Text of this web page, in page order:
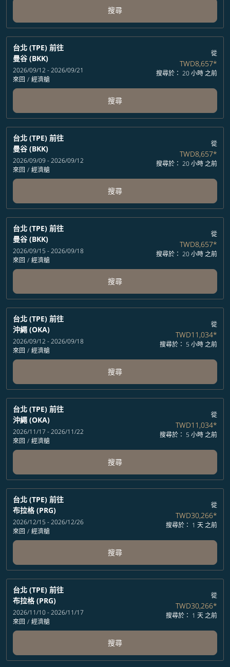
搜尋
台北 (TPE) 前往
曼谷 (BKK)
2026/09/12 - 2026/09/21
來回 / 經濟艙
從
TWD8,657*
搜尋於： 20 小時 之前
搜尋
台北 (TPE) 前往
曼谷 (BKK)
2026/09/09 - 2026/09/12
來回 / 經濟艙
從
TWD8,657*
搜尋於： 20 小時 之前
搜尋
台北 (TPE) 前往
曼谷 (BKK)
2026/09/15 - 2026/09/18
來回 / 經濟艙
從
TWD8,657*
搜尋於： 20 小時 之前
搜尋
台北 (TPE) 前往
沖繩 (OKA)
2026/09/12 - 2026/09/18
來回 / 經濟艙
從
TWD11,034*
搜尋於： 5 小時 之前
搜尋
台北 (TPE) 前往
沖繩 (OKA)
2026/11/17 - 2026/11/22
來回 / 經濟艙
從
TWD11,034*
搜尋於： 5 小時 之前
搜尋
台北 (TPE) 前往
布拉格 (PRG)
2026/12/15 - 2026/12/26
來回 / 經濟艙
從
TWD30,266*
搜尋於： 1 天 之前
搜尋
台北 (TPE) 前往
布拉格 (PRG)
2026/11/10 - 2026/11/17
來回 / 經濟艙
從
TWD30,266*
搜尋於： 1 天 之前
搜尋